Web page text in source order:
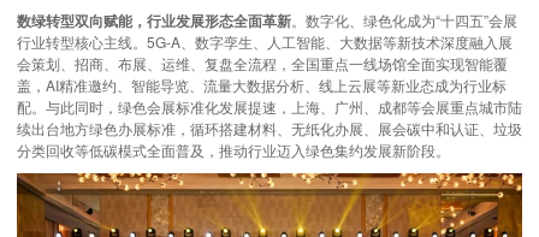
数绿转型双向赋能，行业发展形态全面革新。数字化、绿色化成为“十四五”会展
行业转型核心主线。5G-A、数字孪生、人工智能、大数据等新技术深度融入展
会策划、招商、布展、运维、复盘全流程，全国重点一线场馆全面实现智能覆
盖，AI精准邀约、智能导览、流量大数据分析、线上云展等新业态成为行业标
配。与此同时，绿色会展标准化发展提速，上海、广州、成都等会展重点城市陆
续出台地方绿色办展标准，循环搭建材料、无纸化办展、展会碳中和认证、垃圾
分类回收等低碳模式全面普及，推动行业迈入绿色集约发展新阶段。